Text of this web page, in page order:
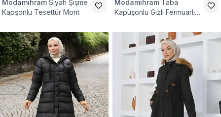
Modamihram Siyah Şişme
Kapşonlu Tesettür Mont
Modamihram Taba
Kapüşonlu Gizli Fermuarlı